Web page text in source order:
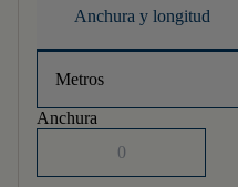
Anchura y longitud
Metros
Anchura